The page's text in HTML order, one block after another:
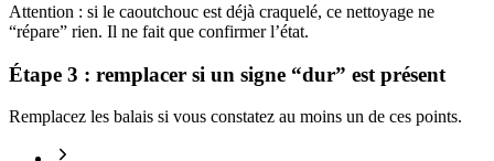
Attention : si le caoutchouc est déjà craquelé, ce nettoyage ne
“répare” rien. Il ne fait que confirmer l’état.
Étape 3 : remplacer si un signe “dur” est présent
Remplacez les balais si vous constatez au moins un de ces points.